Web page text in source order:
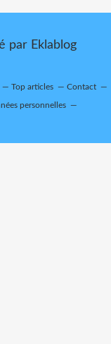
par Eklablog
Top articles Contact
personnelles